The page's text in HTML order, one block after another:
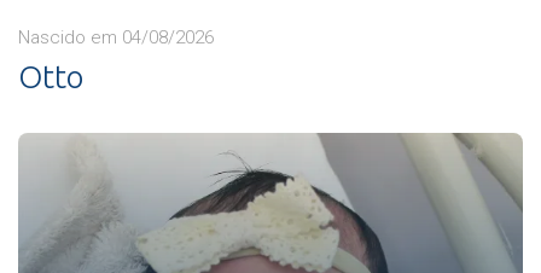
Nascido em 04/08/2026
Otto